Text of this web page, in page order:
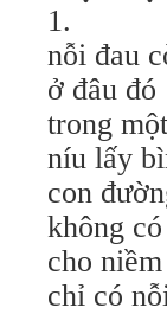
1.
nỗi đau
ở đâu đó
trong
níu lấy
con
không
cho
chỉ có